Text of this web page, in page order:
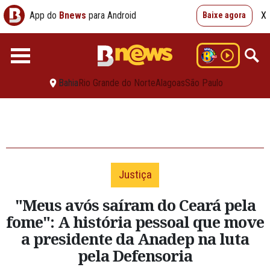
App do Bnews para Android Baixe agora X
BahiaRio Grande do NorteAlagoasSão Paulo
Justiça
"Meus avós saíram do Ceará pela
fome": A história pessoal que move
a presidente da Anadep na luta
pela Defensoria